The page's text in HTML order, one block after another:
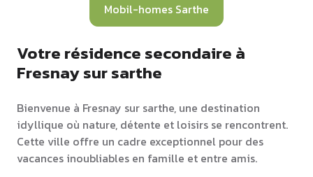
Mobil-homes Sarthe
Votre résidence secondaire à
Fresnay sur sarthe
Bienvenue à Fresnay sur sarthe, une destination
idyllique où nature, détente et loisirs se rencontrent.
Cette ville offre un cadre exceptionnel pour des
vacances inoubliables en famille et entre amis.